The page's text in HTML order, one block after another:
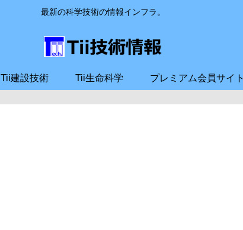
最新の科学技術の情報インフラ。
Tii建設技術 Tii生命科学 プレミアム会員サイト